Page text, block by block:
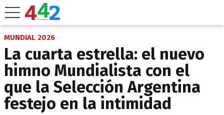
MUNDIAL 2026
La cuarta estrella: el nuevo
himno Mundialista con el
que la Selección Argentina
festejo en la intimidad